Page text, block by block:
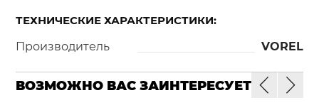
ТЕХНИЧЕСКИЕ ХАРАКТЕРИСТИКИ:
Производитель VOREL
ВОЗМОЖНО ВАС ЗАИНТЕРЕСУЕТ